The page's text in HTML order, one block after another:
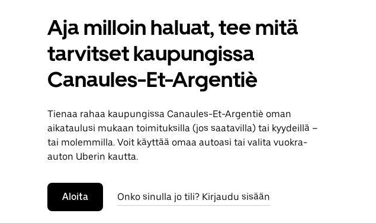
Aja milloin haluat, tee mitä
tarvitset kaupungissa
Canaules-Et-Argentiè
Tienaa rahaa kaupungissa Canaules-Et-Argentiè oman
aikataulusi mukaan toimituksilla (jos saatavilla) tai kyydeillä –
tai molemmilla. Voit käyttää omaa autoasi tai valita vuokra-
auton Uberin kautta.
Aloita Onko sinulla jo tili? Kirjaudu sisään